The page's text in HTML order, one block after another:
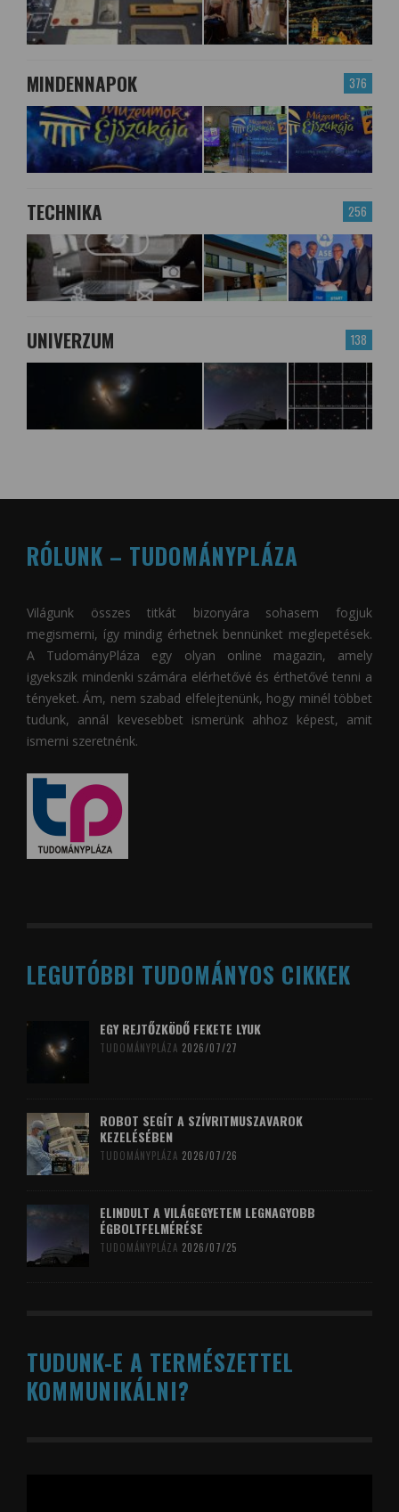
376
MINDENNAPOK
256
TECHNIKA
138
UNIVERZUM
RÓLUNK – TUDOMÁNYPLÁZA
Világunk összes titkát bizonyára sohasem fogjuk
megismerni, így mindig érhetnek bennünket meglepetések.
A TudományPláza egy olyan online magazin, amely
igyekszik mindenki számára elérhetővé és érthetővé tenni a
tényeket. Ám, nem szabad elfelejtenünk, hogy minél többet
tudunk, annál kevesebbet ismerünk ahhoz képest, amit
ismerni szeretnénk.
LEGUTÓBBI TUDOMÁNYOS CIKKEK
EGY REJTŐZKÖDŐ FEKETE LYUK
TUDOMÁNYPLÁZA 2026/07/27
ROBOT SEGÍT A SZÍVRITMUSZAVAROK
KEZELÉSÉBEN
TUDOMÁNYPLÁZA 2026/07/26
ELINDULT A VILÁGEGYETEM LEGNAGYOBB
ÉGBOLTFELMÉRÉSE
TUDOMÁNYPLÁZA 2026/07/25
TUDUNK-E A TERMÉSZETTEL
KOMMUNIKÁLNI?